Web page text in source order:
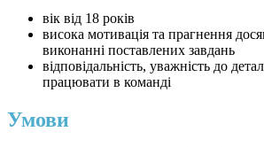
вік від 18 років
висока мотивація та прагнення
виконанні поставлених завдань
відповідальність, уважність до
працювати в команді
Умови